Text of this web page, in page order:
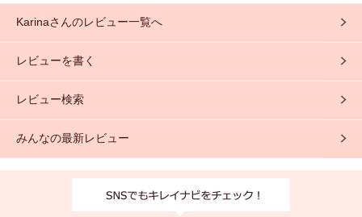
Karinaさんのレビュー一覧へ
レビューを書く
レビュー検索
みんなの最新レビュー